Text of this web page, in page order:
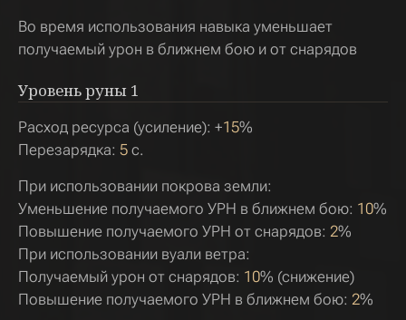
Во время использования навыка уменьшает
получаемый урон в ближнем бою и от снарядов
Уровень руны 1
Расход ресурса (усиление): +15%
Перезарядка: 5 с.
При использовании покрова земли:
Уменьшение получаемого УРН в ближнем бою: 10%
Повышение получаемого УРН от снарядов: 2%
При использовании вуали ветра:
Получаемый урон от снарядов: 10% (снижение)
Повышение получаемого УРН в ближнем бою: 2%